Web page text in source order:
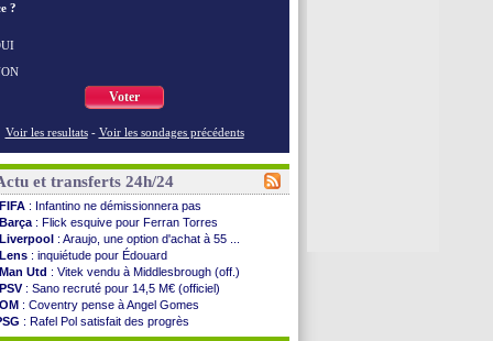
?
Voter
Voir les resultats - Voir les sondages précédents
et transferts 24h/24
FIFA : Infantino ne démissionnera pas
Barça : Flick esquive pour Ferran Torres
Liverpool : Araujo, une option d'achat à 55 ...
Lens : inquiétude pour Édouard
Man Utd : Vitek vendu à Middlesbrough (off.)
PSV : Sano recruté pour 14,5 M€ (officiel)
OM : Coventry pense à Angel Gomes
: Rafel Pol satisfait des progrès
: le Barça vainqueur puis battu